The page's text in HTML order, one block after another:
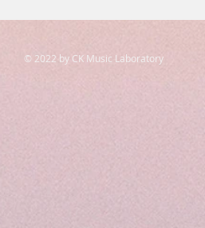
© 2022 by CK Music Laboratory